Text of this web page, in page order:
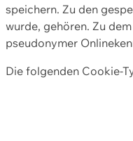
speichern. Zu den
wurde, gehören. Zu
pseudonymer
Die folgenden Cookie-